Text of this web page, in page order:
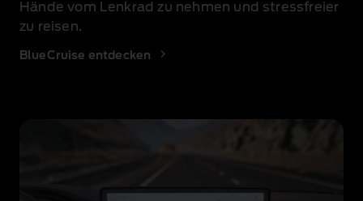
die
BlueCruise-
des
Hände vom Lenkrad zu nehmen und stressfreier
zu reisen.
BlueCruise entdecken